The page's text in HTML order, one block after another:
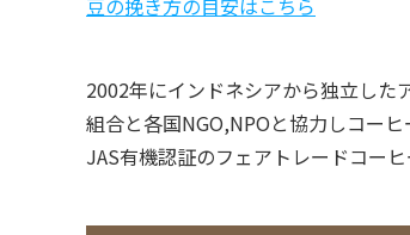
豆の挽き方の目安はこちら
2002年にインドネシアから独立した
組合と各国NGO,NPOと協力しコー
JAS有機認証のフェアトレードコー